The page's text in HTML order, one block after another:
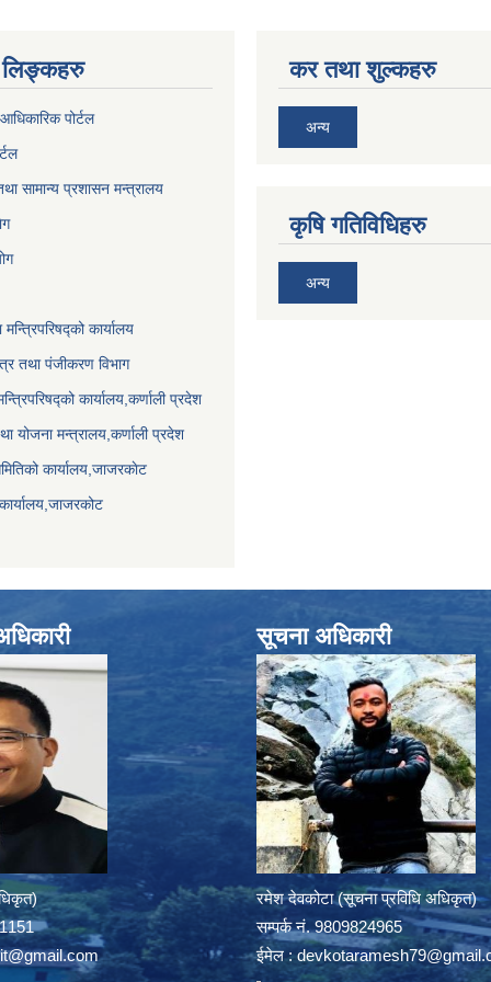
पोर्टल
सामान्य प्रशासन मन्त्रालय
कार्यालय
तथा पंजीकरण विभाग
कार्यालय,कर्णाली प्रदेश
योजना मन्त्रालय,कर्णाली प्रदेश
कार्यालय,जाजरकाेट
कर तथा शुल्कहरु
अन्य
कृषि गतिविधिहरु
अन्य
सूचना अधिकारी
रमेश देवकोटा (सूचना प्रविधि अधिकृत)
सम्पर्क न‌ं. 9809824965
ईमेल :